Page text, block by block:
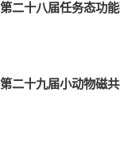
第二十八届任务态功
第二十九届小动物磁